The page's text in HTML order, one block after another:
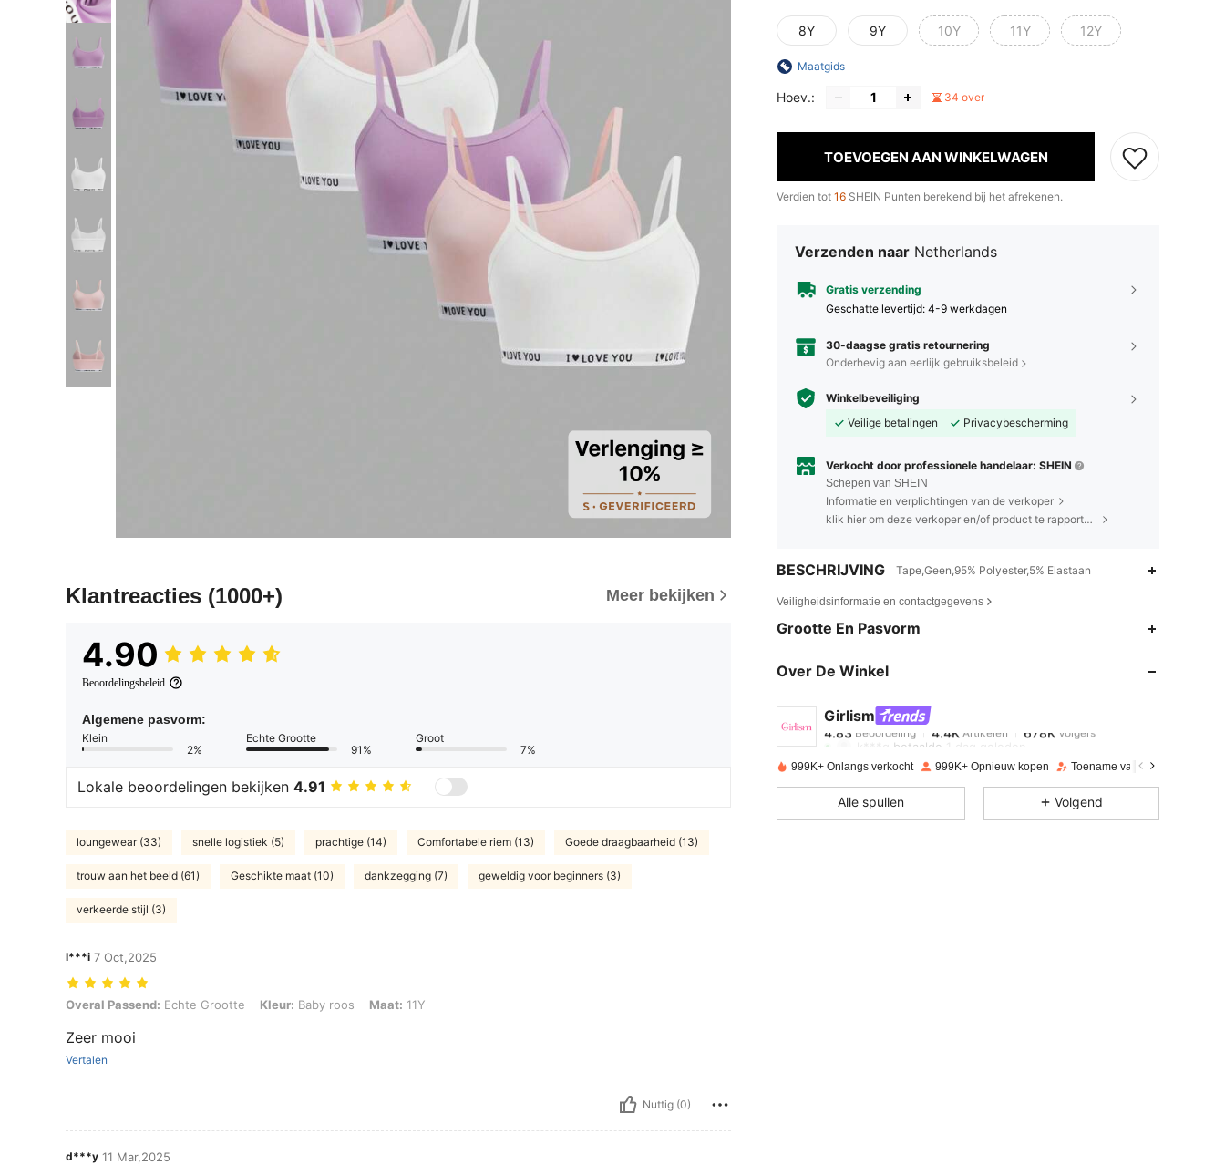
Klantreacties (1000+) Meer bekijken
4.90
Beoordelingsbeleid
Algemene pasvorm:
Klein
2%
Echte Grootte
91%
Groot
7%
Lokale beoordelingen bekijken 4.91
loungewear (33) snelle logistiek (5) prachtige (14) Comfortabele riem (13) Goede draagbaarheid (13)
trouw aan het beeld (61) Geschikte maat (10) dankzegging (7) geweldig voor beginners (3)
verkeerde stijl (3)
l***i 7 Oct,2025
Overal Passend: Echte Grootte, Kleur: Baby roos, Maat: 11Y
Overal Passend: Echte Grootte Kleur: Baby roos Maat: 11Y
Zeer mooi
Vertalen
Nuttig (0)
d***y 11 Mar,2025
8Y 9Y 10Y 11Y 12Y
Maatgids
Hoev.: 34 over
TOEVOEGEN AAN WINKELWAGEN
Verdien tot 16 SHEIN Punten berekend bij het afrekenen.
Verzenden naar Netherlands
Gratis verzending
Geschatte levertijd: 4-9 werkdagen
30-daagse gratis retournering
Onderhevig aan eerlijk gebruiksbeleid
Winkelbeveiliging
Veilige betalingen
Privacybescherming
Verkocht door professionele handelaar: SHEIN
Schepen van SHEIN
Informatie en verplichtingen van de verkoper
klik hier om deze verkoper en/of product te rapporteren.
BESCHRIJVING Tape,Geen,95% Polyester,5% Elastaan
Veiligheidsinformatie en contactgegevens
Grootte En Pasvorm
Over De Winkel
Girlism
4.83
4.83 Beoordeling
k***gbetaalde1 dag geleden
999K+ Onlangs verkocht 999K+ Opnieuw kopen Toename van volgers 23%
Alle spullen Volgend